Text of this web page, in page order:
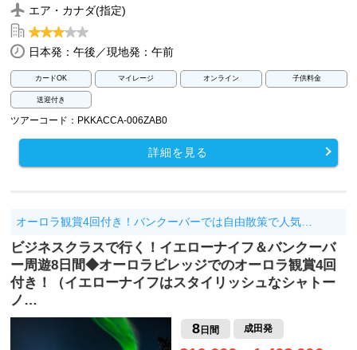
エア・カナダ(指定)
日本発：午後／現地発：午前
カードOK マイレージ オンライン 子供料金
送迎付き
ツアーコード：PKKACCA-006ZAB0
詳細を見る
オーロラ観賞4回付き！バンクーバーでは自由散策で人気…
ビジネスクラスで行く！イエローナイフ＆バンクーバ
ー周遊8日間◆オーロラビレッジでのオーロラ観賞4回
付き！（イエローナイフはスタイリッシュなシャトー
ノ…
8日間 成田発